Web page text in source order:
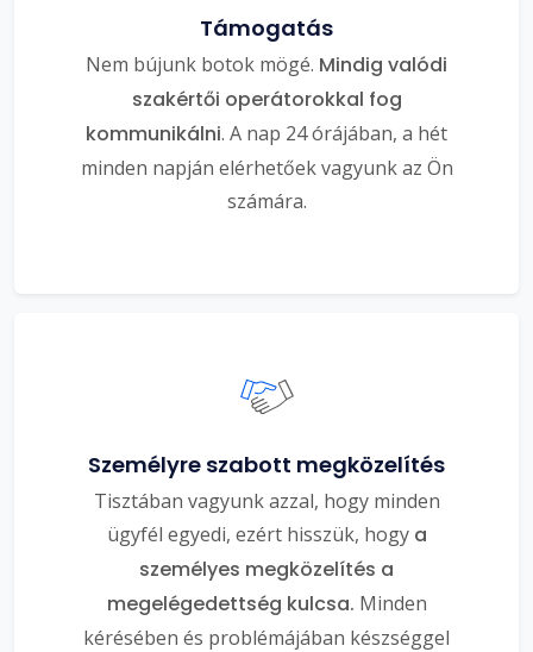
Támogatás
Nem bújunk botok mögé. Mindig valódi
szakértői operátorokkal fog
kommunikálni. A nap 24 órájában, a hét
minden napján elérhetőek vagyunk az Ön
számára.
Személyre szabott megközelítés
Tisztában vagyunk azzal, hogy minden
ügyfél egyedi, ezért hisszük, hogy a
személyes megközelítés a
megelégedettség kulcsa. Minden
kérésében és problémájában készséggel